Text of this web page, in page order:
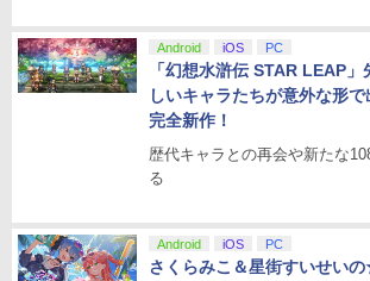
Android iOS PC
「幻想水滸伝 STAR LEAP
しいキャラたちが意外な形
完全新作！
歴代キャラとの再会や新たな
る
Android iOS PC
さくらみこ＆星街すいせい